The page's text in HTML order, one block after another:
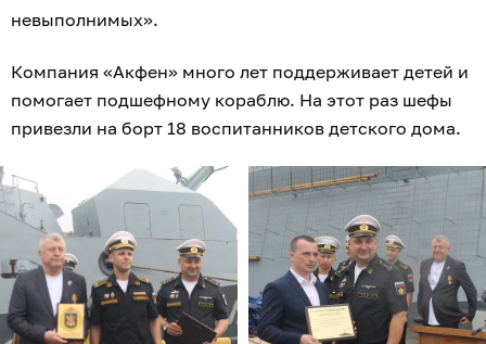
невыполнимых».
Компания «Акфен» много лет поддерживает детей и
помогает подшефному кораблю. На этот раз шефы
привезли на борт 18 воспитанников детского дома.